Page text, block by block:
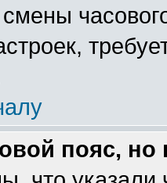
смены
пояс,